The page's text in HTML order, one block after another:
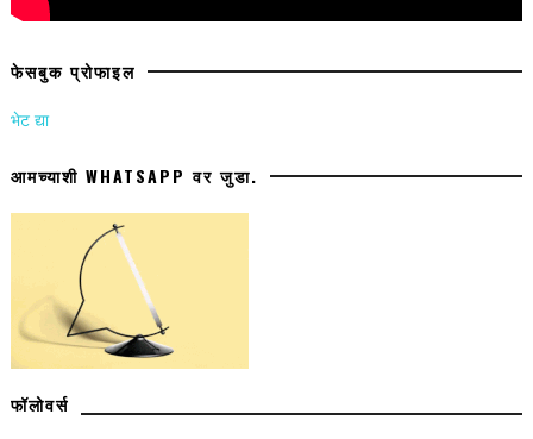
फेसबुक प्रोफाइल
भेट द्या
आमच्याशी WHATSAPP वर जुडा.
फॉलोवर्स